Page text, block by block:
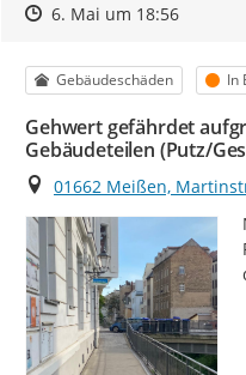
Zeitpunkt des Erstellens
Zeitpunkt des Erstellens
6. Mai um 18:56Zur
Kategorie
Gebäudeschäden In
Gehwert gefährdet
Gebäudeteilen (Putz/
Ort
01662 Meißen,